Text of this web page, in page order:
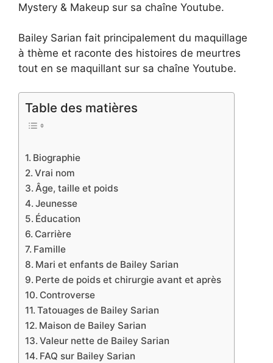
Mystery & Makeup sur sa chaîne Youtube.
Bailey Sarian fait principalement du maquillage
à thème et raconte des histoires de meurtres
tout en se maquillant sur sa chaîne Youtube.
Table des matières
Biographie
Vrai nom
Âge, taille et poids
Jeunesse
Éducation
Carrière
Famille
Mari et enfants de Bailey Sarian
Perte de poids et chirurgie avant et après
Controverse
Tatouages ​​de Bailey Sarian
Maison de Bailey Sarian
Valeur nette de Bailey Sarian
FAQ sur Bailey Sarian